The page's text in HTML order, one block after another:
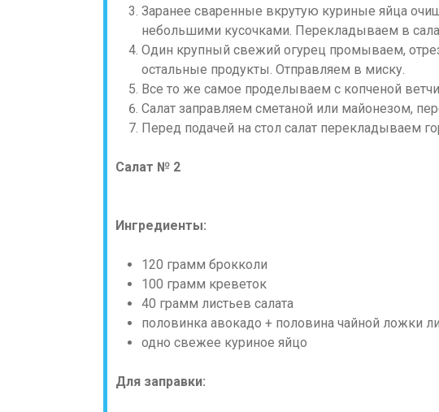
Заранее сваренные вкрутую куриные яйца
небольшими кусочками. Перекладываем в
Один крупный свежий огурец промываем,
остальные продукты. Отправляем в миску.
Все то же самое проделываем с копченой
Салат заправляем сметаной или майонезом,
Перед подачей на стол салат перекладываем
Салат № 2
Ингредиенты:
120 грамм брокколи
100 грамм креветок
40 грамм листьев салата
половинка авокадо + половина чайной ложки
одно свежее куриное яйцо
Для заправки: